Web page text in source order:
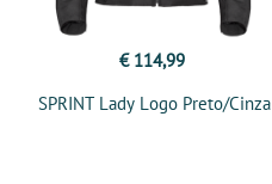
€ 114,99
SPRINT Lady Logo Preto/Cinza